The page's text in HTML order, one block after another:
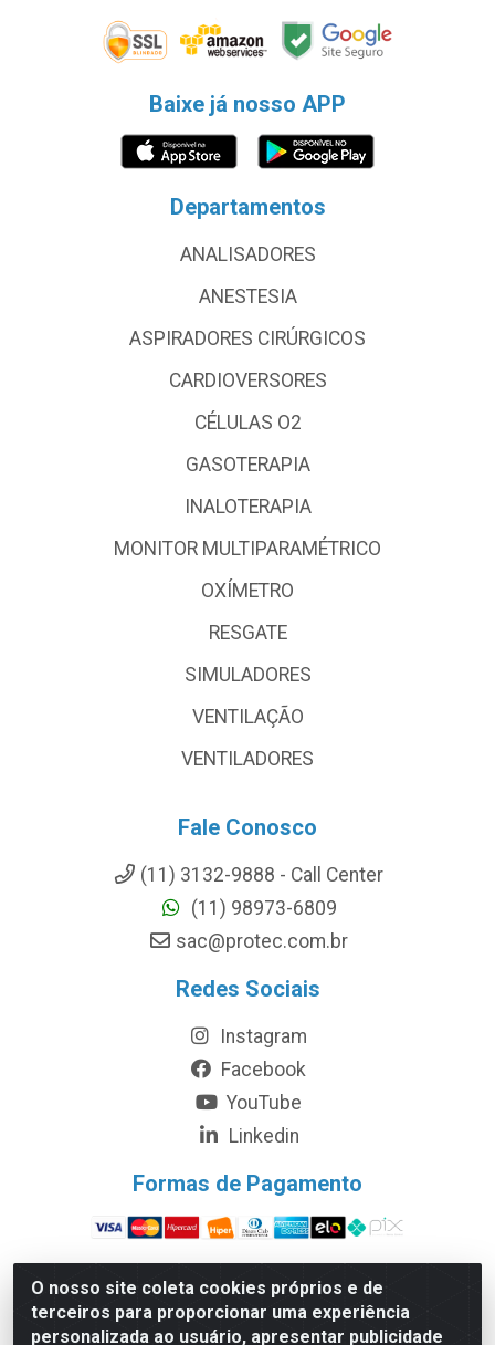
O nosso site coleta cookies próprios e de
terceiros para proporcionar uma experiência
personalizada ao usuário, apresentar publicidade
Baixe já nosso APP
Departamentos
ANALISADORES
ANESTESIA
ASPIRADORES CIRÚRGICOS
CARDIOVERSORES
CÉLULAS O2
GASOTERAPIA
INALOTERAPIA
MONITOR MULTIPARAMÉTRICO
OXÍMETRO
RESGATE
SIMULADORES
VENTILAÇÃO
VENTILADORES
Fale Conosco
(11) 3132-9888 - Call Center
(11) 98973-6809
sac@protec.com.br
Redes Sociais
Instagram
Facebook
YouTube
Linkedin
Formas de Pagamento
Protec Equipamentos Médicos Hospitalares - Rodovia
Bunjiro Nakao, 49.800 - Chácara Remanso – Cotia/SP -